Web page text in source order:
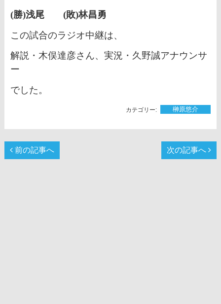
(勝)浅尾 (敗)林昌勇
この試合のラジオ中継は、
解説・木俣達彦さん、実況・久野誠アナウンサ
ー
でした。
榊󠄀原悠介
前の記事へ 次の記事へ